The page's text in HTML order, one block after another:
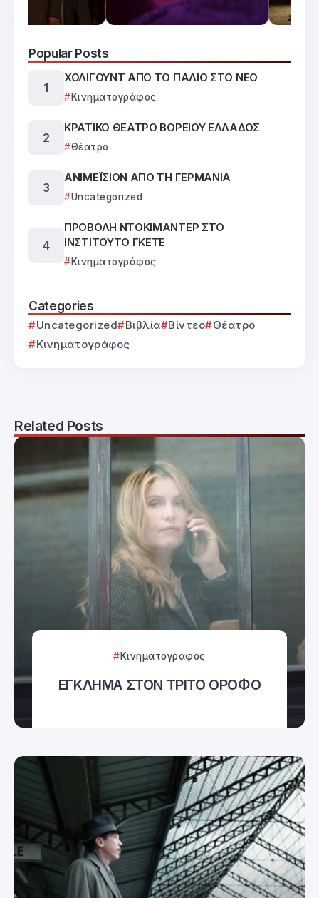
Popular Posts
ΧΟΛΙΓΟΥΝΤ ΑΠΟ ΤΟ ΠΑΛΙΟ ΣΤΟ ΝΕΟ
Κινηματογράφος
ΚΡΑΤΙΚΟ ΘΕΑΤΡΟ ΒΟΡΕΙΟΥ ΕΛΛΑΔΟΣ
Θέατρο
ΑΝΙΜΕΪΣΙΟΝ ΑΠΟ ΤΗ ΓΕΡΜΑΝΙΑ
Uncategorized
ΠΡΟΒΟΛΗ ΝΤΟΚΙΜΑΝΤΕΡ ΣΤΟ
ΙΝΣΤΙΤΟΥΤΟ ΓΚΕΤΕ
Κινηματογράφος
Categories
Uncategorized Βιβλία Βίντεο
Θέατρο
Κινηματογράφος
Related Posts
Κινηματογράφος
ΕΓΚΛΗΜΑ ΣΤΟΝ ΤΡΙΤΟ ΟΡΟΦΟ